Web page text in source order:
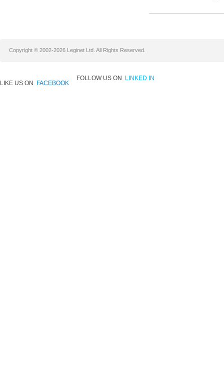
Copyright © 2002-2026 Leginet Ltd. All Rights Reserved.
LIKE US ON FACEBOOK
FOLLOW US ON LINKED IN